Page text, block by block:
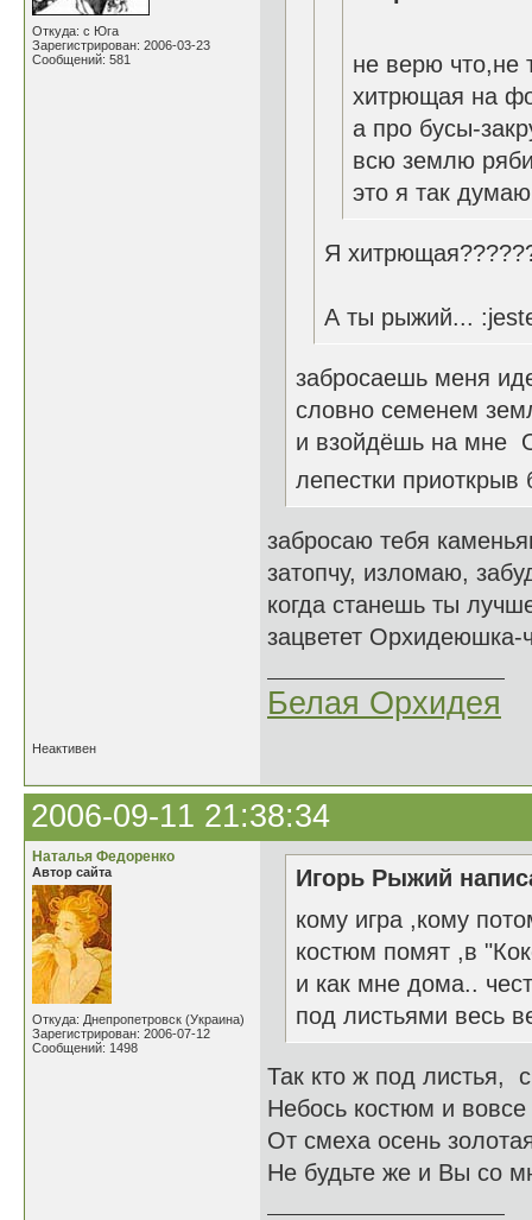
Откуда: с Юга
Зарегистрирован: 2006-03-23
Сообщений: 581
не верю что,не
хитрющая на
а про бусы-
всю землю
это я так
Я
А ты рыжий...
забросаешь меня
словно семенем
и взойдёшь на мне
лепестки приоткрыв
забросаю тебя
затопчу, изломаю,
когда станешь ты
зацветет Орхидеюшка-
Белая Орхидея
Неактивен
2006-09-11 21:38:34
Наталья Федоренко
Автор сайта
Откуда: Днепропетровск (Украина)
Зарегистрирован: 2006-07-12
Сообщений: 1498
Игорь Рыжий
кому игра ,кому
костюм помят ,в
и как мне дома..
под листьями весь
Так кто ж под листья,
Небось костюм и
От смеха осень
Не будьте же и Вы со